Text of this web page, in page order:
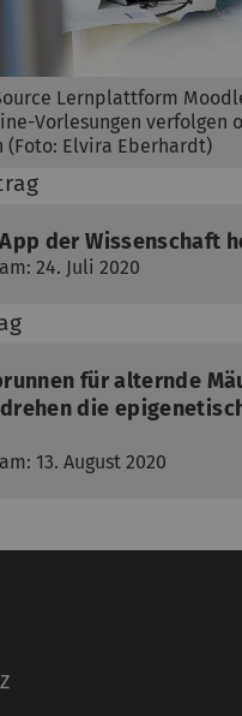
Lernplattform
Vorlesungen verfolgen
(Foto: Elvira Eberhardt)
der Wissenschaft
24. Juli 2020
für alternde
die
13. August 2020